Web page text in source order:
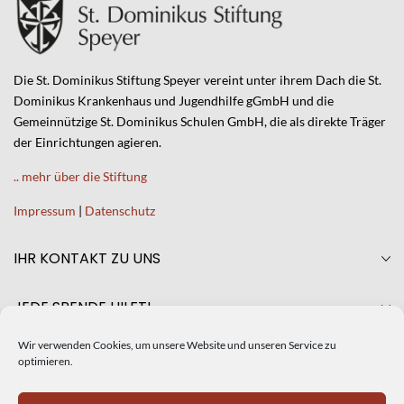
Wir verwenden Cookies, um unsere Website und unseren Service zu
optimieren.
Die St. Dominikus Stiftung Speyer vereint unter ihrem Dach die St.
Dominikus Krankenhaus und Jugendhilfe gGmbH und die
Gemeinnützige St. Dominikus Schulen GmbH, die als direkte Träger
der Einrichtungen agieren.
.. mehr über die Stiftung
Impressum | Datenschutz
IHR KONTAKT ZU UNS
JEDE SPENDE HILFT!
AKTUELLES
CRISTINA DE SILIÓ NEUE GESCHÄFTSFÜHRERIN DER ST.